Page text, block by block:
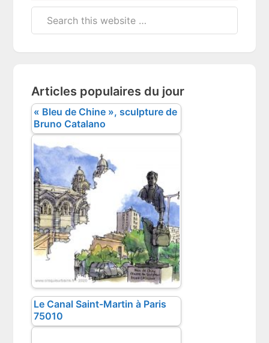
Articles populaires du jour
« Bleu de Chine », sculpture de
Bruno Catalano
Le Canal Saint-Martin à Paris
75010